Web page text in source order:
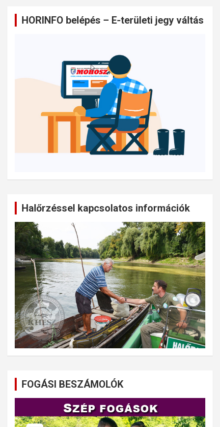
HORINFO belépés – E-területi jegy váltás
Halőrzéssel kapcsolatos információk
FOGÁSI BESZÁMOLÓK